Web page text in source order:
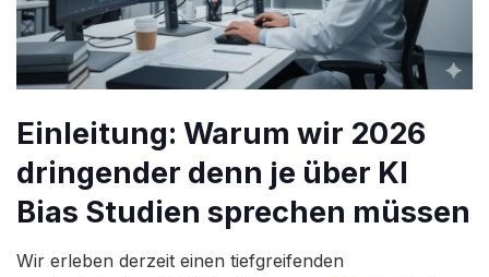
Einleitung: Warum wir 2026
dringender denn je über KI
Bias Studien sprechen müssen
Wir erleben derzeit einen tiefgreifenden